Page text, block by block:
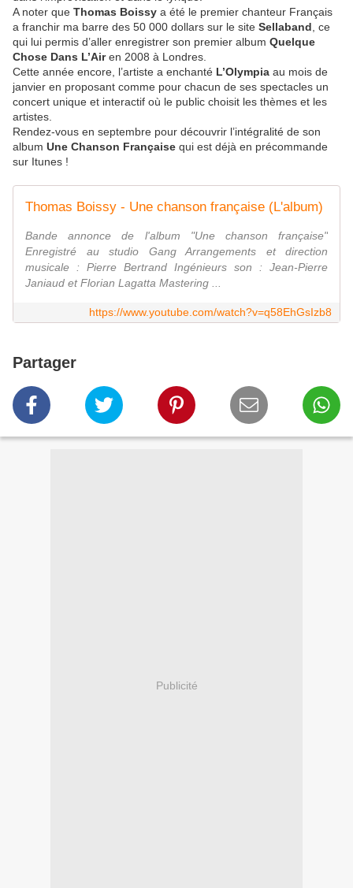
A noter que Thomas Boissy a été le premier chanteur Français
a franchir ma barre des 50 000 dollars sur le site Sellaband , ce
qui lui permis d’aller enregistrer son premier album Quelque
Chose Dans L’Airen 2008 à Londres.
Cette année encore, l’artiste a enchanté L’Olympia au mois de
janvier en proposant comme pour chacun de ses spectacles un
concert unique et interactif où le public choisit les thèmes et les
artistes.
Rendez-vous en septembre pour découvrir l’intégralité de son
album Une Chanson Française qui est déjà en précommande
sur Itunes !
Thomas Boissy - Une chanson française (L'album)
Bande annonce de l'album "Une chanson française"
Enregistré au studio Gang Arrangements et direction
musicale : Pierre Bertrand Ingénieurs son : Jean-Pierre
Janiaud et Florian Lagatta Mastering ...
https://www.youtube.com/watch?v=q58EhGsIzb8
Partager
Publicité